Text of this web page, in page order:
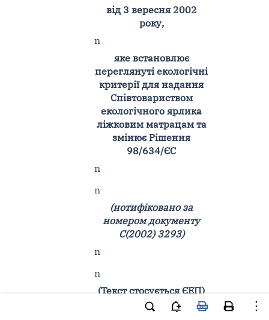
від 3 вересня 2002
року,
n
яке встановлює
переглянуті екологічні
критерії для надання
Співтовариством
екологічного ярлика
ліжковим матрацам та
змінює Рішення
98/634/ЄС
n
n
(нотифіковано за
номером документу
С(2002) 3293)
n
n
(Текст стосується ЄЕП)